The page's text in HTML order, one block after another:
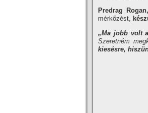
Predrag Rogan,
mérkőzést,
„Ma jobb volt
Szeretném
kiesésre,